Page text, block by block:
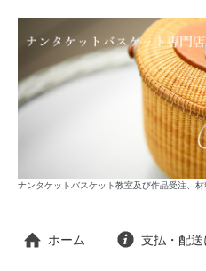
ナンタケットバスケット教室及び作品受注、
ホーム 支払・配